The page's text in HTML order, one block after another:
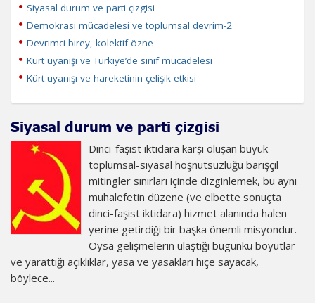
Siyasal durum ve parti çizgisi
Demokrasi mücadelesi ve toplumsal devrim-2
Devrimci birey, kolektif özne
Kürt uyanışı ve Türkiye’de sınıf mücadelesi
Kürt uyanışı ve hareketinin çelişik etkisi
Siyasal durum ve parti çizgisi
Dinci-faşist iktidara karşı oluşan büyük
toplumsal-siyasal hoşnutsuzluğu barışçıl
mitingler sınırları içinde dizginlemek, bu aynı
muhalefetin düzene (ve elbette sonuçta
dinci-faşist iktidara) hizmet alanında halen
yerine getirdiği bir başka önemli misyondur.
Oysa gelişmelerin ulaştığı bugünkü boyutlar
ve yarattığı açıklıklar, yasa ve yasakları hiçe sayacak,
böylece...